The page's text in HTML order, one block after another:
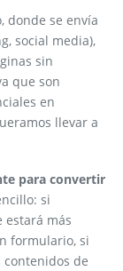
donde se envía
social media),
sin
que son
en
llevar a
para convertir
si
estará más
formulario, si
contenidos de